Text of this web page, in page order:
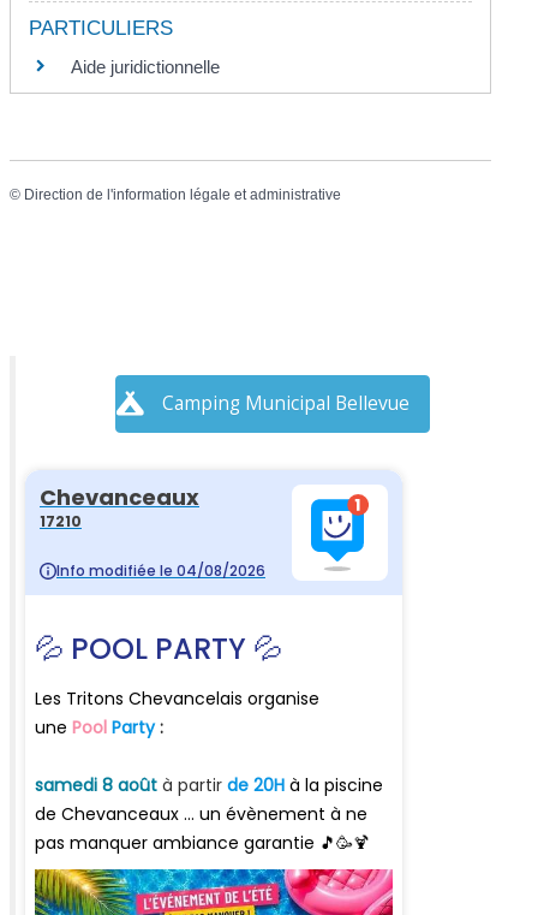
PARTICULIERS
Aide juridictionnelle
© Direction de l'information légale et administrative
Camping Municipal Bellevue